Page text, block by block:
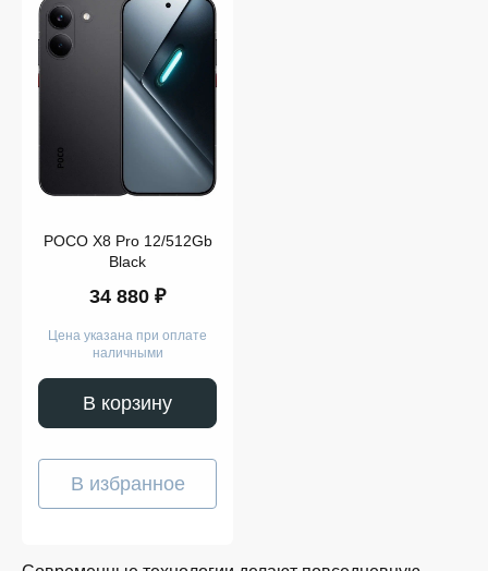
POCO X8 Pro 12/512Gb
Black
34 880 ₽
Цена указана при оплате
наличными
В корзину
В избранное